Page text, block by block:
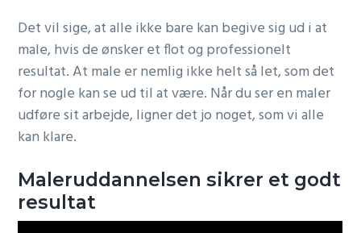
Det vil sige, at alle ikke bare kan begive sig ud i at
male, hvis de ønsker et flot og professionelt
resultat. At male er nemlig ikke helt så let, som det
for nogle kan se ud til at være. Når du ser en maler
udføre sit arbejde, ligner det jo noget, som vi alle
kan klare.
Maleruddannelsen sikrer et godt
resultat